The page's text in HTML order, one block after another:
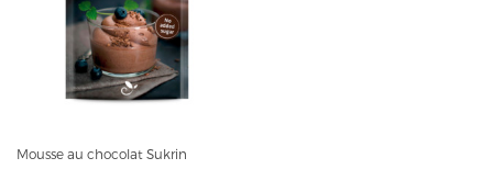
Mousse au chocolat Sukrin